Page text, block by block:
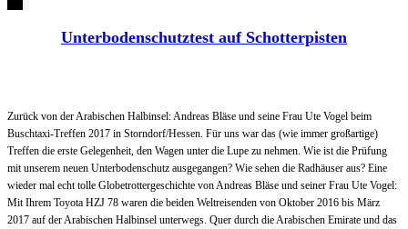
Unterbodenschutztest auf Schotterpisten
Zurück von der Arabischen Halbinsel: Andreas Bläse und seine Frau Ute Vogel beim
Buschtaxi-Treffen 2017 in Storndorf/Hessen. Für uns war das (wie immer großartige)
Treffen die erste Gelegenheit, den Wagen unter die Lupe zu nehmen. Wie ist die Prüfung
mit unserem neuen Unterbodenschutz ausgegangen? Wie sehen die Radhäuser aus? Eine
wieder mal echt tolle Globetrottergeschichte von Andreas Bläse und seiner Frau Ute Vogel:
Mit Ihrem Toyota HZJ 78 waren die beiden Weltreisenden von Oktober 2016 bis März
2017 auf der Arabischen Halbinsel unterwegs. Quer durch die Arabischen Emirate und das